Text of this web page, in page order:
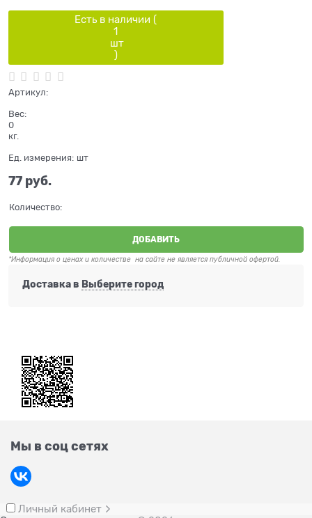
Есть в наличии (
1
шт
)
Артикул:
Вес:
0
кг.
Ед. измерения: шт
77 руб.
Количество:
ДОБАВИТЬ
*Информация о ценах и количестве на сайте не является публичной офертой.
Доставка в Выберите город
Мы в соц сетях
Личный кабинет